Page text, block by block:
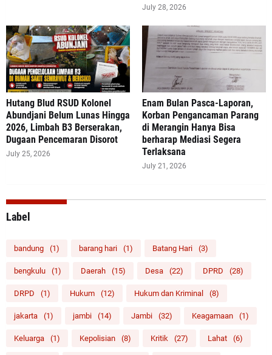
July 28, 2026
‎Hutang Blud RSUD Kolonel
Abundjani Belum Lunas Hingga
2026, Limbah B3 Berserakan,
Dugaan Pencemaran Disorot
July 25, 2026
Enam Bulan Pasca-Laporan,
Korban Pengancaman Parang
di Merangin Hanya Bisa
berharap Mediasi Segera
Terlaksana
July 21, 2026
Label
bandung (1) barang hari (1) Batang Hari (3)
bengkulu (1) Daerah (15) Desa (22) DPRD (28)
DRPD (1) Hukum (12) Hukum dan Kriminal (8)
jakarta (1) jambi (14) Jambi (32) Keagamaan (1)
Keluarga (1) Kepolisian (8) Kritik (27) Lahat (6)